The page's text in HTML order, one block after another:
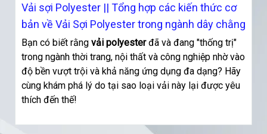
Vải sợi Polyester || Tổng hợp các kiến thức cơ
bản về Vải Sợi Polyester trong ngành dây chằng
Bạn có biết rằng vải polyesterđã và đang "thống trị"
trong ngành thời trang, nội thất và công nghiệp nhờ vào
độ bền vượt trội và khả năng ứng dụng đa dạng? Hãy
cùng khám phá lý do tại sao loại vải này lại được yêu
thích đến thế!